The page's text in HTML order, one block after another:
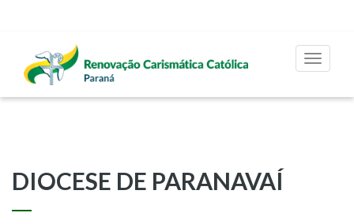
Toggle
DIOCESE DE PARANAVAÍ